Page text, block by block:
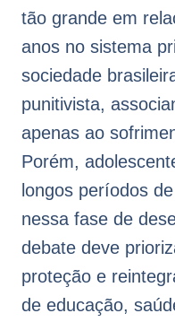
tão grande em
anos no sistema
sociedade
punitivista,
apenas ao
Porém,
longos períodos
nessa fase de
debate deve
proteção e
de educação,